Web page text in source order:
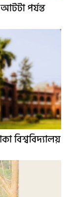
পর্যন্ত
বিশ্ববিদ্যালয়